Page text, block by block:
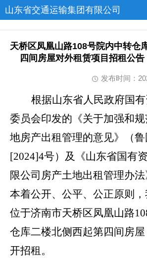
山东省交通运输集团有限公司
天桥区凤凰山路108号院内中转仓
四间房屋对外租赁项目招租公告
发布时间：
根据山东省人民政府国
委员会印发的《关于加强和
地房产出租管理的意见》（
[2024]4号）及《山东省国有
限公司房产土地出租管理办法
本着公开、公平、公正原则
位于济南市天桥区凤凰山路
仓库二楼北侧西起第四间房屋
开招租。